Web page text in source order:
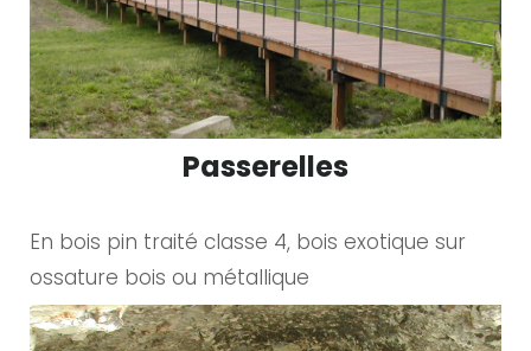
Passerelles
En bois pin traité classe 4, bois exotique sur
ossature bois ou métallique